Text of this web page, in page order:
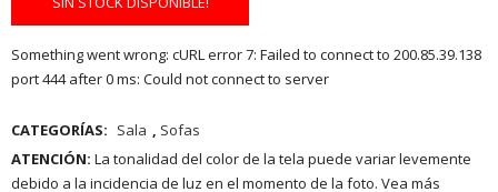
Something went wrong: cURL error 7: Failed to connect to 200.85.39.138
port 444 after 0 ms: Could not connect to server
CATEGORÍAS: Sala , Sofas
ATENCIÓN: La tonalidad del color de la tela puede variar levemente
debido a la incidencia de luz en el momento de la foto. Vea más